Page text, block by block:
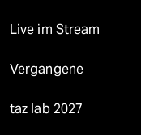
Live im Stream
Vergangene
taz lab 2027